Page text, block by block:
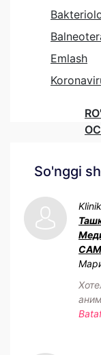
Emlash
So'nggi